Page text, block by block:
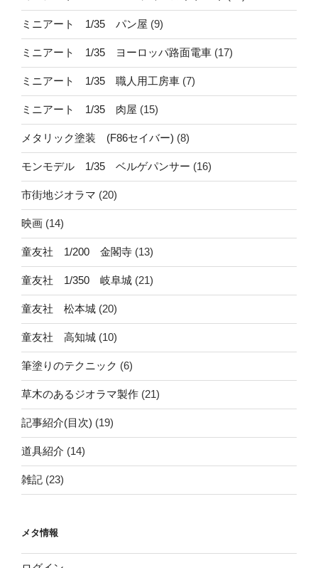
ミニアート 1/35 パン屋 (9)
ミニアート 1/35 ヨーロッパ路面電車 (17)
ミニアート 1/35 職人用工房車 (7)
ミニアート 1/35 肉屋 (15)
メタリック塗装 (F86セイバー) (8)
モンモデル 1/35 ベルゲパンサー (16)
市街地ジオラマ (20)
映画 (14)
童友社 1/200 金閣寺 (13)
童友社 1/350 岐阜城 (21)
童友社 松本城 (20)
童友社 高知城 (10)
筆塗りのテクニック (6)
草木のあるジオラマ製作 (21)
記事紹介(目次) (19)
道具紹介 (14)
雑記 (23)
メタ情報